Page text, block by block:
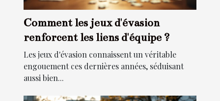
Comment les jeux d'évasion
renforcent les liens d'équipe ?
Les jeux d'évasion connaissent un véritable
engouement ces dernières années, séduisant
aussi bien...